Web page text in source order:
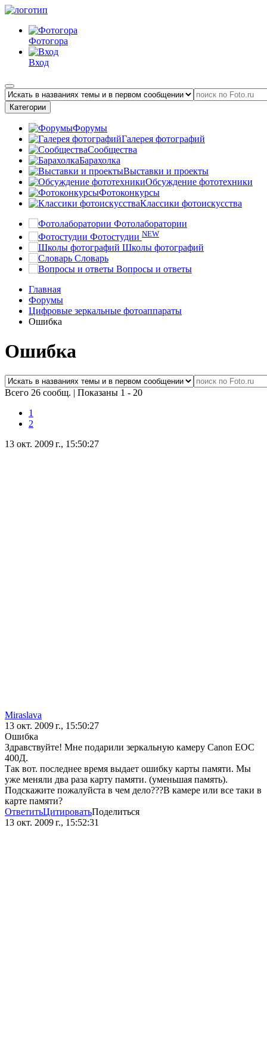
Фотогора
Вход
Категории
Форумы
Галерея фотографий
Сообщества
Барахолка
Выставки и проекты
Обсуждение фототехники
Фотоконкурсы
Классики фотоискусства
Фотолаборатории
Фотостудии NEW
Школы фотографий
Словарь
Вопросы и ответы
Главная
Форумы
Цифровые зеркальные фотоаппараты
Ошибка
Ошибка
Всего 26 сообщ. | Показаны 1 - 20
1
2
13 окт. 2009 г., 15:50:27
Miraslava
13 окт. 2009 г., 15:50:27
Ошибка
Здравствуйте! Мне подарили зеркальную камеру Canon ЕОС
400Д.
Так вот. последнее время выдает ошибку карты памяти. Мы
уже меняли два раза карту памяти. (уменьшая память).
Подскажите пожалуйста в чем дело???В камере или все таки в
карте памяти?
ОтветитьЦитироватьПоделиться
13 окт. 2009 г., 15:52:31